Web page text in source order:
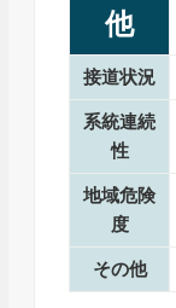
他
接道状況
系統連続
性
地域危険
度
その他